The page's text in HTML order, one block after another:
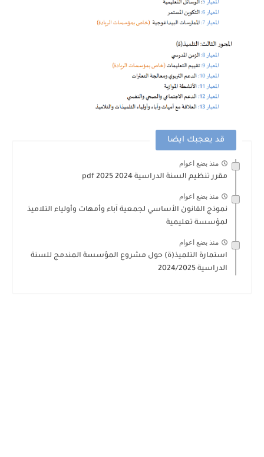
قد يعجبك ايضا
منذ بضع اعوام
مقرر تنظيم السنة الدراسية 2024 2025 pdf
منذ بضع اعوام
نموذج القانون الأساسي لجمعية آباء وأمهات وأولياء التلاميذ
لمؤسسة تعليمية
منذ بضع اعوام
استمارة التلميذ(ة) حول مشروع المؤسسة المندمج للسنة
الدراسية 2024/2025